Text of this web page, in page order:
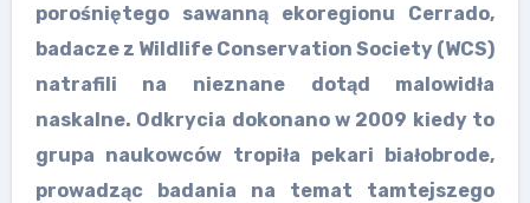
porośniętego sawanną ekoregionu Cerrado,
badacze z Wildlife Conservation Society (WCS)
natrafili na nieznane dotąd malowidła
naskalne. Odkrycia dokonano w 2009 kiedy to
grupa naukowców tropiła pekari białobrode,
prowadząc badania na temat tamtejszego